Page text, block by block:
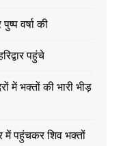
वर्षा की
पहुंचे
में भक्तों की भारी भीड़
में पहुंचकर शिव भक्तों